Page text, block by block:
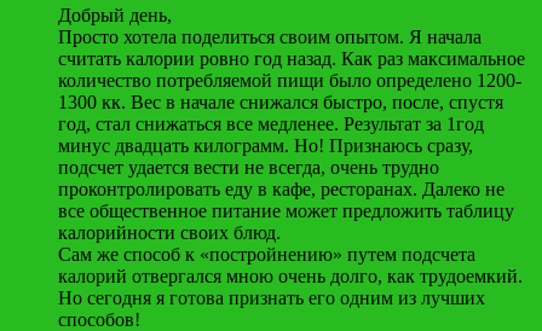
Добрый день,
Просто хотела поделиться своим опытом. Я начала
считать калории ровно год назад. Как раз максимальное
количество потребляемой пищи было определено 1200-
1300 кк. Вес в начале снижался быстро, после, спустя
год, стал снижаться все медленее. Результат за 1год
минус двадцать килограмм. Но! Признаюсь сразу,
подсчет удается вести не всегда, очень трудно
проконтролировать еду в кафе, ресторанах. Далеко не
все общественное питание может предложить таблицу
калорийности своих блюд.
Сам же способ к «постройнению» путем подсчета
калорий отвергался мною очень долго, как трудоемкий.
Но сегодня я готова признать его одним из лучших
способов!